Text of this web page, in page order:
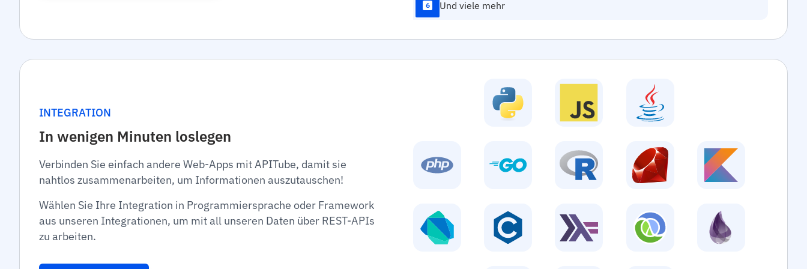
"name": "national government",
"self"
"https://api.apitube.io/v1/news/category/iptc_mediatopics/
"id":
"name"
"government"
"links"
"self"
"https://api.apitube.io/v1/news/category/iptc_mediatopics/
6 Und viele mehr
INTEGRATION
In wenigen Minuten loslegen
Verbinden Sie einfach andere Web-Apps mit APITube, damit sie
nahtlos zusammenarbeiten, um Informationen auszutauschen!
Wählen Sie Ihre Integration in Programmiersprache oder Framework
aus unseren Integrationen, um mit all unseren Daten über REST-APIs
zu arbeiten.